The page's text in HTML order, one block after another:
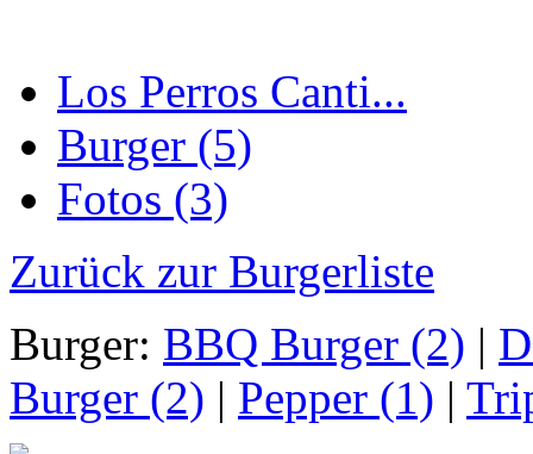
Los Perros Canti...
Burger (5)
Fotos (3)
Zurück zur Burgerliste
Burger: BBQ Burger (2) |
Burger (2) | Pepper (1) |